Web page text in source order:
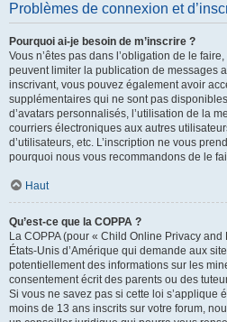
Problèmes de connexion et
Pourquoi ai-je besoin de m’inscrire ?
Vous n’êtes pas dans l’obligation de le
peuvent limiter la publication de messages
inscrivant, vous pouvez également avoir
supplémentaires qui ne sont pas
d’avatars personnalisés, l’utilisation de la
courriers électroniques aux autres
d’utilisateurs, etc. L’inscription ne vous
pourquoi nous vous recommandons de le
Haut
Qu’est-ce que la COPPA ?
La COPPA (pour « Child Online Privacy
États-Unis d’Amérique qui demande aux
potentiellement des informations sur les
consentement écrit des parents ou des
Si vous ne savez pas si cette loi s’applique
moins de 13 ans inscrits sur votre forum,